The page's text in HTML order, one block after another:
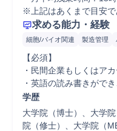
※上記はあくまで目安で
求める能力・経験
細胞/バイオ関連 製造管理
【必須】
・民間企業もしくはア
・英語の読み書きがで
学歴
大学院（博士）、大学
院（修士）、大学院（